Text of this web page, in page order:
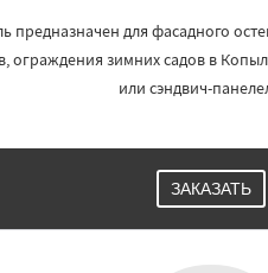
предназначен для фасадного
ограждения зимних садов в
или сэндвич-
ЗАКАЗАТЬ